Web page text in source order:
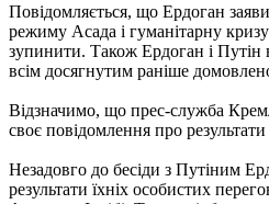
Повідомляється, що Ердоган
режиму Асада і гуманітарну
зупинити. Також Ердоган і Путін
всім досягнутим раніше
Відзначимо, що прес-служба
своє повідомлення про результати
Незадовго до бесіди з Путіним
результати їхніх особистих